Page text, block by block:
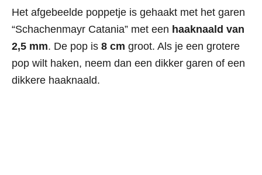
Het afgebeelde poppetje is gehaakt met het garen
“Schachenmayr Catania” met een haaknaald van
2,5 mm. De pop is 8 cm groot. Als je een grotere
pop wilt haken, neem dan een dikker garen of een
dikkere haaknaald.